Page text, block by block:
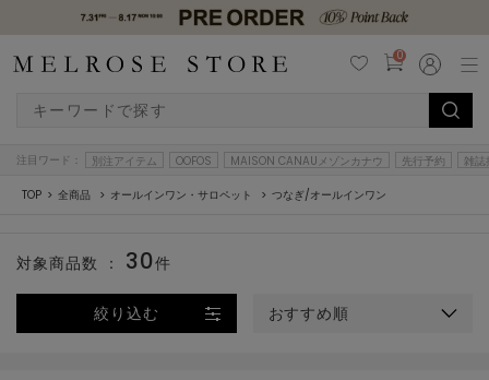
0
注目ワード： 別注アイテム OOFOS MAISON CANAUメゾンカナウ 先行予約 雑誌
TOP 全商品 オールインワン・サロペット つなぎ/オールインワン
絞り込む おすすめ順
対象商品数 ： 30件